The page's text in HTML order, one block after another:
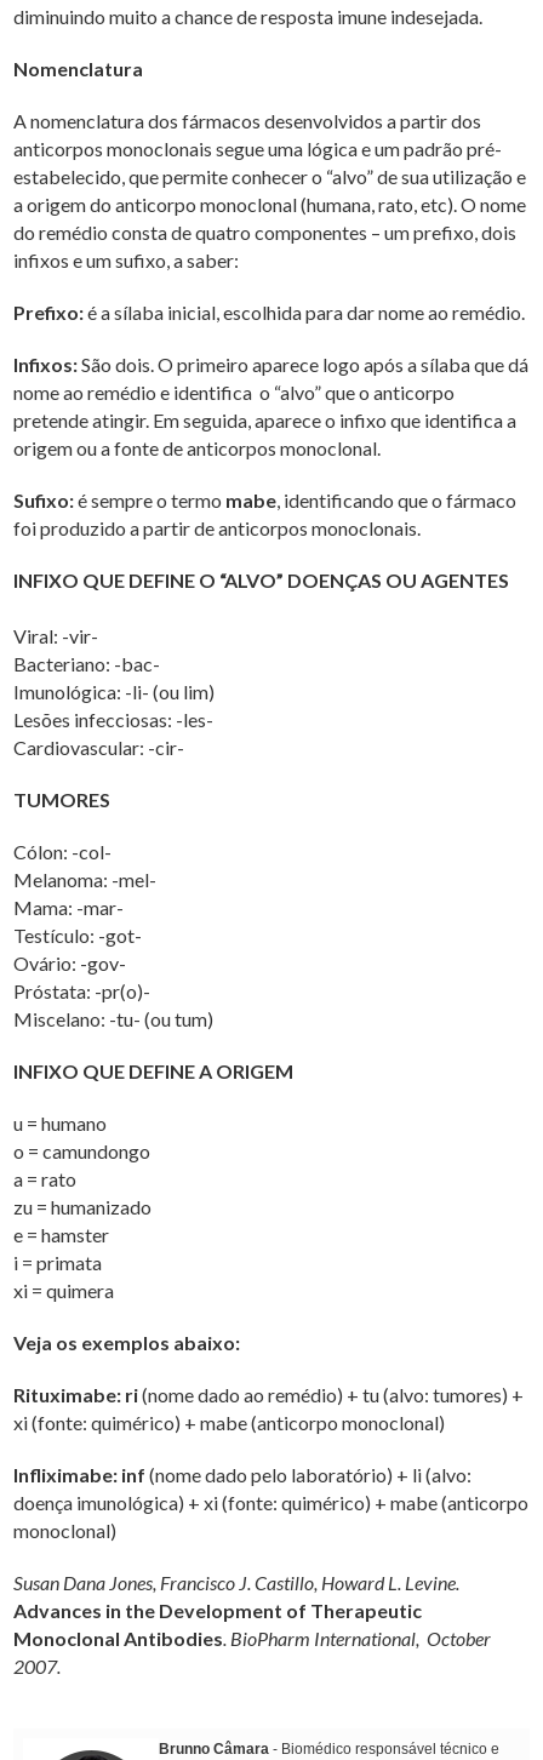
diminuindo muito a chance de resposta imune indesejada.
Nomenclatura
A nomenclatura dos fármacos desenvolvidos a partir dos
anticorpos monoclonais segue uma lógica e um padrão pré-
estabelecido, que permite conhecer o “alvo” de sua utilização e
a origem do anticorpo monoclonal (humana, rato, etc). O nome
do remédio consta de quatro componentes – um prefixo, dois
infixos e um sufixo, a saber:
Prefixo:é a sílaba inicial, escolhida para dar nome ao remédio.
Infixos:São dois. O primeiro aparece logo após a sílaba que dá
nome ao remédio e identifica o “alvo” que o anticorpo
pretende atingir. Em seguida, aparece o infixo que identifica a
origem ou a fonte de anticorpos monoclonal.
Sufixo:é sempre o termo mabe , identificando que o fármaco
foi produzido a partir de anticorpos monoclonais.
INFIXO QUE DEFINE O “ALVO” DOENÇAS OU AGENTES
Viral: -vir-
Bacteriano: -bac-
Imunológica: -li- (ou lim)
Lesões infecciosas: -les-
Cardiovascular: -cir-
TUMORES
Cólon: -col-
Melanoma: -mel-
Mama: -mar-
Testículo: -got-
Ovário: -gov-
Próstata: -pr(o)-
Miscelano: -tu- (ou tum)
INFIXO QUE DEFINE A ORIGEM
u = humano
o = camundongo
a = rato
zu = humanizado
e = hamster
i = primata
xi = quimera
Veja os exemplos abaixo:
Rituximabe: ri(nome dado ao remédio) + tu (alvo: tumores) +
xi (fonte: quimérico) + mabe (anticorpo monoclonal)
Infliximabe: inf (nome dado pelo laboratório) + li (alvo:
doença imunológica) + xi (fonte: quimérico) + mabe (anticorpo
monoclonal)
Susan Dana Jones, Francisco J. Castillo, Howard L. Levine.
Advances in the Development of Therapeutic
Monoclonal Antibodies . BioPharm International, October
2007.
Brunno Câmara - Biomédico responsável técnico e